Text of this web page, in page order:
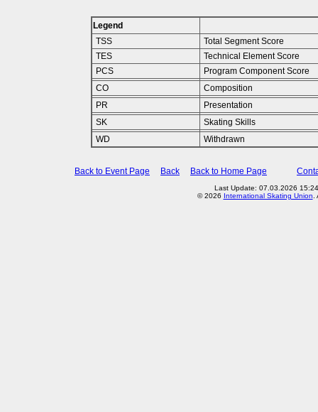
Legend
TSS
Total Segment Score
TES
Technical Element Score
PCS
Program Component Score
CO
Composition
PR
Presentation
SK
Skating Skills
WD
Withdrawn
Back to Event Page Back Back to Home Page
Last Update: 07.03.2026
© 2026 International Skating Union